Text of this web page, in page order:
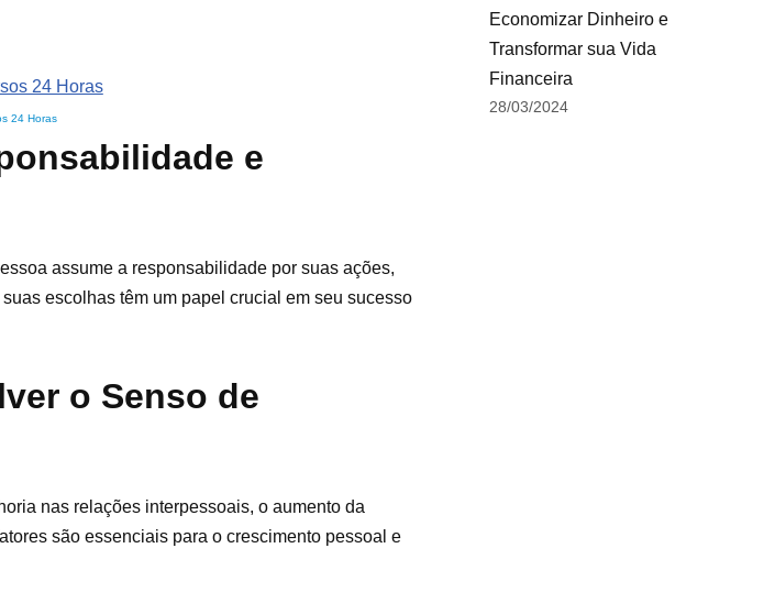
24 Horas
e
assume a responsabilidade por suas ações,
escolhas têm um papel crucial em seu sucesso
o Senso de
nas relações interpessoais, o aumento da
são essenciais para o crescimento pessoal e
Economizar Dinheiro e
Transformar sua Vida
Financeira
28/03/2024